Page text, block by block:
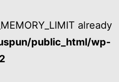
already
public_html/wp-